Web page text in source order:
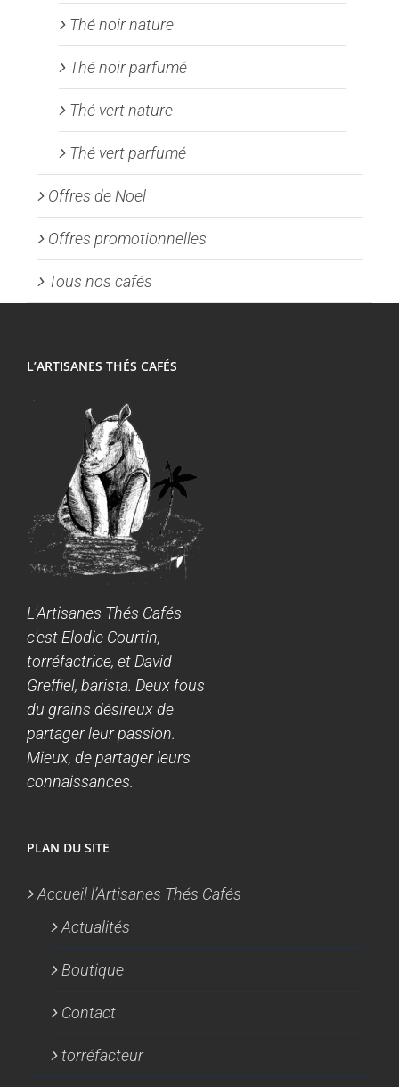
Thé noir nature
Thé noir parfumé
Thé vert nature
Thé vert parfumé
Offres de Noel
Offres promotionnelles
Tous nos cafés
L’ARTISANES THÉS CAFÉS
L'Artisanes Thés Cafés
c'est Elodie Courtin,
torréfactrice, et David
Greffiel, barista. Deux fous
du grains désireux de
partager leur passion.
Mieux, de partager leurs
connaissances.
PLAN DU SITE
Accueil l’Artisanes Thés Cafés
Actualités
Boutique
Contact
torréfacteur